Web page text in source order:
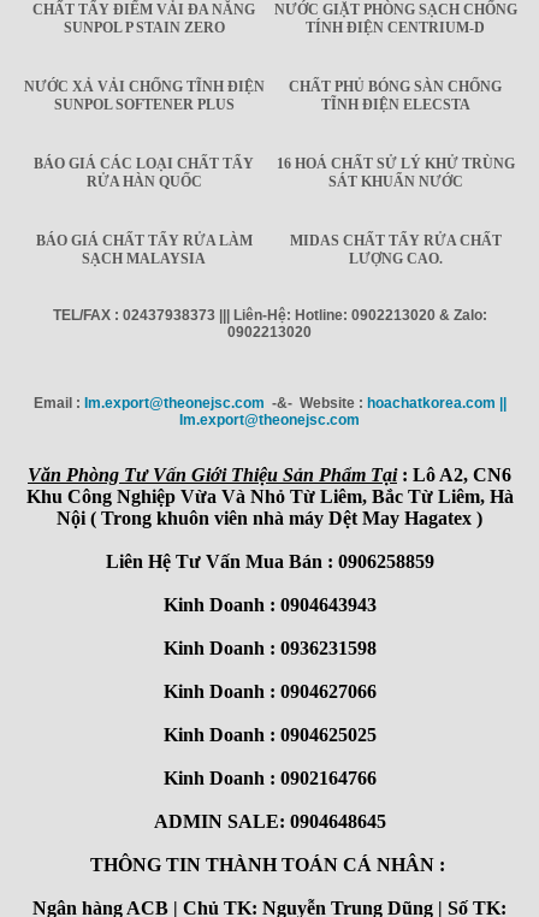
CHẤT TẨY ĐIỂM VẢI ĐA NĂNG
SUNPOL P STAIN ZERO
NƯỚC GIẶT PHÒNG SẠCH CHỐNG
TÍNH ĐIỆN CENTRIUM-D
NƯỚC XẢ VẢI CHỐNG TĨNH ĐIỆN
SUNPOL SOFTENER PLUS
CHẤT PHỦ BÓNG SÀN CHỐNG
TĨNH ĐIỆN ELECSTA
BÁO GIÁ CÁC LOẠI CHẤT TẨY
RỬA HÀN QUỐC
16 HOÁ CHẤT SỬ LÝ KHỬ TRÙNG
SÁT KHUẨN NƯỚC
BÁO GIÁ CHẤT TẨY RỬA LÀM
SẠCH MALAYSIA
MIDAS CHẤT TẨY RỬA CHẤT
LƯỢNG CAO.
TEL/FAX : 02437938373 ||| Liên-Hệ: Hotline: 0902213020 & Zalo:
0902213020
Email : Im.export@theonejsc.com -&- Website : hoachatkorea.com ||
Im.export@theonejsc.com
Văn Phòng Tư Vấn Giới Thiệu Sản Phẩm Tại: Lô A2, CN6
Khu Công Nghiệp Vừa Và Nhỏ Từ Liêm, Bắc Từ Liêm, Hà
Nội ( Trong khuôn viên nhà máy Dệt May Hagatex )
Liên Hệ Tư Vấn Mua Bán : 0906258859
Kinh Doanh : 0904643943
Kinh Doanh : 0936231598
Kinh Doanh : 0904627066
Kinh Doanh : 0904625025
Kinh Doanh : 0902164766
ADMIN SALE: 0904648645
THÔNG TIN THÀNH TOÁN CÁ NHÂN :
Ngân hàng ACB | Chủ TK: Nguyễn Trung Dũng | Số TK: